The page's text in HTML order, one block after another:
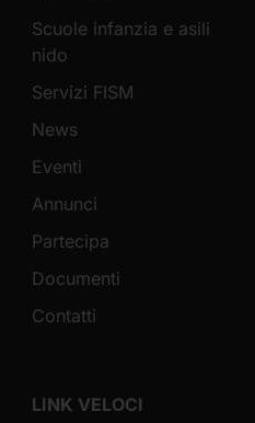
Scuole infanzia e asili
nido
Servizi FISM
News
Eventi
Annunci
Partecipa
Documenti
Contatti
LINK VELOCI